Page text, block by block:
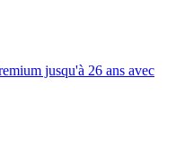
jusqu'à 26 ans avec